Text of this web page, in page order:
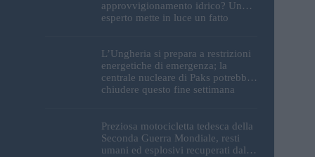
approvvigionamento idrico? Un
esperto mette in luce un fatto
L’Ungheria si prepara a restrizioni
energetiche di emergenza; la
centrale nucleare di Paks potrebbe
chiudere questo fine settimana
Preziosa motocicletta tedesca della
Seconda Guerra Mondiale, resti
umani ed esplosivi recuperati dal